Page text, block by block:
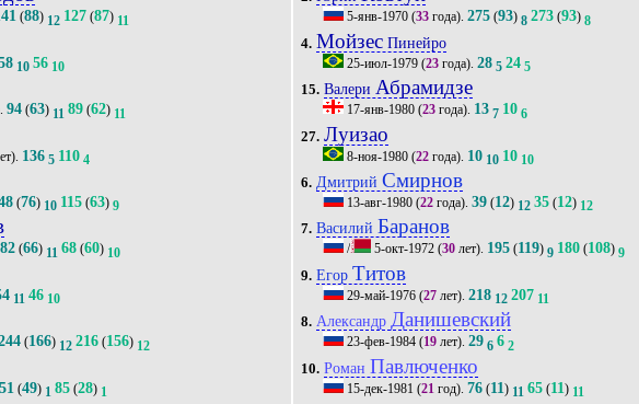
(88) 12 127 (87) 11
10 56 10
94 (63) 11 89 (62) 11
136 5 110 4
(76) 10 115 (63) 9
82 (66) 11 68 (60) 10
11 46 10
(166) 12 216 (156) 12
(49) 1 85 (28) 1
5-янв-1970 (33 года).275 (93) 8 273 (93) 8
4. Мойзес Пинейро
25-июл-1979 (23 года).28 5 24 5
15. Валери Абрамидзе
17-янв-1980 (23 года). 13 7 10 6
27. Луизао
8-ноя-1980 (22 года). 10 10 10 10
6. ДмитрийСмирнов
13-авг-1980 (22 года).39 (12) 12 35 (12) 12
7. ВасилийБаранов
/ 5-окт-1972 (30 лет). 195 (119) 9 180 (108) 9
9. ЕгорТитов
29-май-1976 (27 лет).218 12 207 11
8. Александр Данишевский
23-фев-1984 (19 лет).29 6 6 2
10. Роман Павлюченко
15-дек-1981 (21 год).76 (11) 11 65 (11) 11